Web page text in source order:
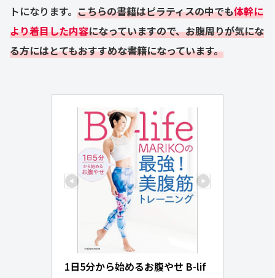
トになります。 こちらの書籍はピラティスの中でも体幹に
より着目した内容になっていますので、お腹周りが気にな
る方にはとてもおすすめな書籍になっています。
1日5分から始めるお腹やせ B-lif